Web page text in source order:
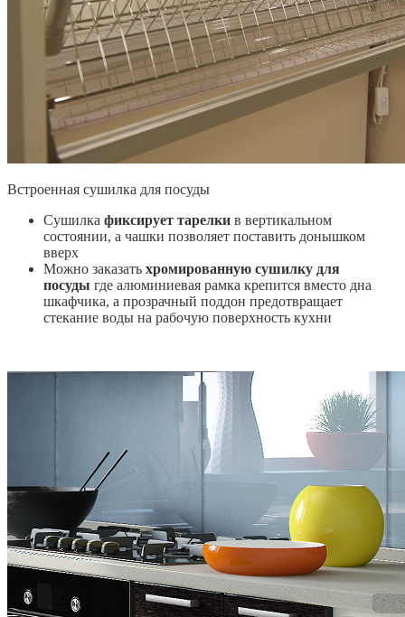
Встроенная сушилка для посуды
Сушилка фиксирует тарелки в вертикальном
состоянии, а чашки позволяет поставить донышком
вверх
Можно заказать хромированную сушилку для
посуды где алюминиевая рамка крепится вместо дна
шкафчика, а прозрачный поддон предотвращает
стекание воды на рабочую поверхность кухни